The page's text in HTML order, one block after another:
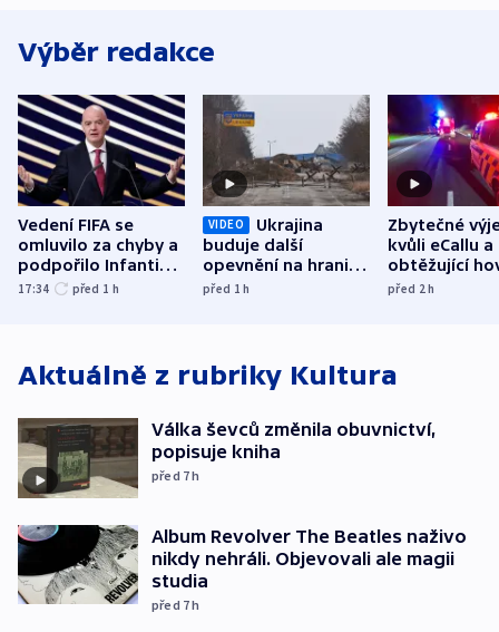
Výběr redakce
Vedení FIFA se
omluvilo za chyby a
podpořilo Infantina.
UEFA trvá na
17:34 před 1 h
VIDEO
Ukrajina
buduje další
opevnění na hranici
s Běloruskem
před 1h
Zbytečné
kvůli eCallu a
obtěžující
zdržují
před 2h
Aktuálně z rubriky Kultura
Válka ševců změnila obuvnictví,
popisuje kniha
před 7h
Album Revolver The Beatles naživo
nikdy nehráli. Objevovali ale magii
studia
před 7h